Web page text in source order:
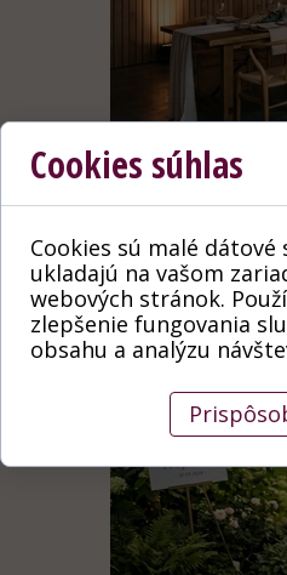
Cookies súhlas
Cookies sú malé
ukladajú na vašom
webových stránok.
zlepšenie fungovania
obsahu a analýzu